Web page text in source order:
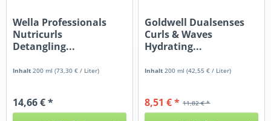
Wella Professionals
Nutricurls
Detangling...
Inhalt 200 ml(73,30 € / Liter)
14,66 € *
Goldwell Dualsenses
Curls & Waves
Hydrating...
Inhalt 200 ml(42,55 € / Liter)
11,82 € *
8,51 € *